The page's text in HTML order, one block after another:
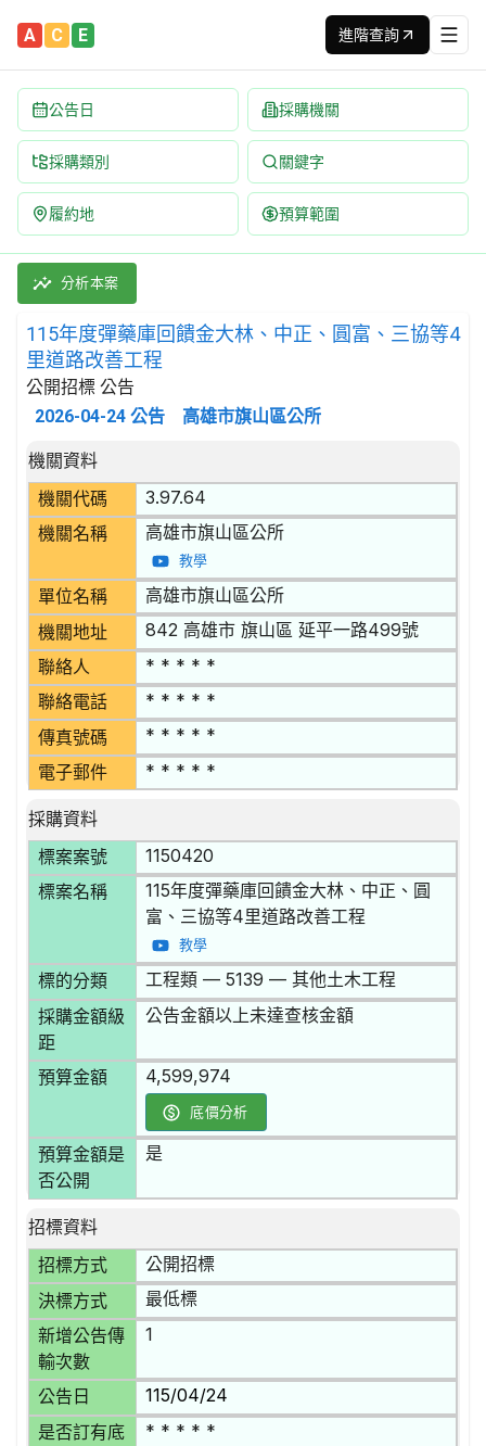
A C E 進階查詢
公告日 採購機關
採購類別 關鍵字
履約地 預算範圍
115年度彈藥庫回饋金大林、中正、圓富、三協等4里道路
採購類別：工程類 其他土木工程 | 招標方式：公開招標 |
分析本案
115年度彈藥庫回饋金大林、中正、圓富、三協等4
里道路改善工程
公開招標 公告
2026-04-24 公告 高雄市旗山區公所
招標公告詳細內容
機關資料
機關代碼
3.97.64
機關名稱 高雄市旗山區公所
教學
單位名稱 高雄市旗山區公所
機關地址 842 高雄市 旗山區 延平一路499號
聯絡人 * * * * *
聯絡電話 * * * * *
傳真號碼 * * * * *
電子郵件 * * * * *
採購資料
標案案號
1150420
標案名稱
115年度彈藥庫回饋金大林、中正、圓
富、三協等4里道路改善工程
教學
標的分類 工程類 — 5139 — 其他土木工程
採購金額級
距
公告金額以上未達查核金額
預算金額 4,599,974
底價分析
預算金額是
否公開
是
招標資料
招標方式
公開招標
決標方式 最低標
新增公告傳
輸次數
1
公告日 115/04/24
是否訂有底
* * * * *